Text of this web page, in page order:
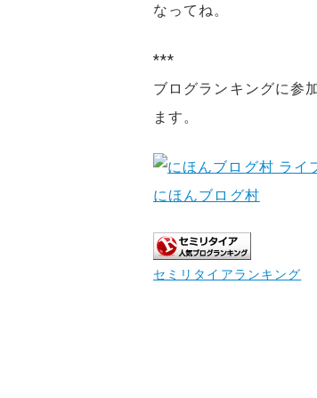
なってね。
***
ブログランキングに参
ます。
にほんブログ村
セミリタイアランキング